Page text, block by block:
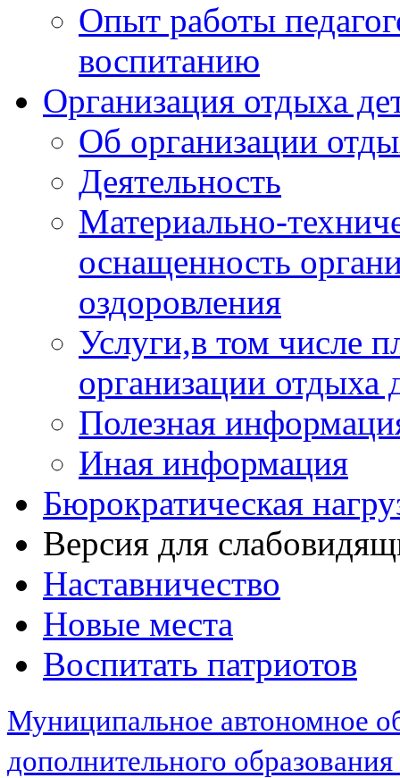
Опыт работы
воспитанию
Организация отдыха
Об организации
Деятельность
Материально-
оснащенность
оздоровления
Услуги,в том числе
организации отдыха
Полезная
Иная информация
Бюрократическая
Версия для
Наставничество
Новые места
Воспитать патриотов
Муниципальное автономное
дополнительного образования